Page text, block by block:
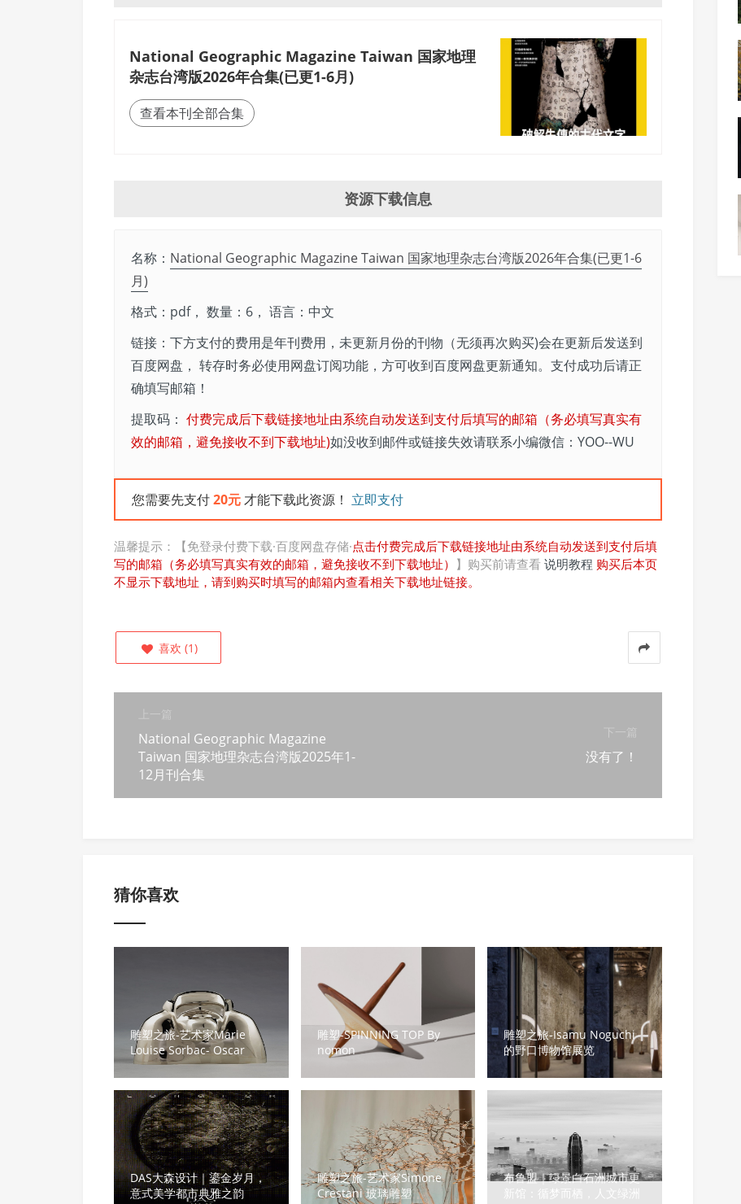
National Geographic Magazine Taiwan 国家地理
杂志台湾版2026年合集(已更1-6月)
查看本刊全部合集
资源下载信息
名称： National Geographic Magazine Taiwan 国家地理杂志台湾版2026年合集(已更1-6
月)
格式：pdf， 数量：6， 语言：中文
链接：下方支付的费用是年刊费用，未更新月份的刊物（无须再次购买)会在更新后发送到
百度网盘， 转存时务必使用网盘订阅功能，方可收到百度网盘更新通知。支付成功后请正
确填写邮箱！
提取码： 付费完成后下载链接地址由系统自动发送到支付后填写的邮箱（务必填写真实有
效的邮箱，避免接收不到下载地址)如没收到邮件或链接失效请联系小编微信：YOO--WU
您需要先支付20元才能下载此资源！ 立即支付
温馨提示：【免登录付费下载·百度网盘存储·点击付费完成后下载链接地址由系统自动发送到支付后填
写的邮箱（务必填写真实有效的邮箱，避免接收不到下载地址） 】购买前请查看 说明教程 购买后本页
不显示下载地址，请到购买时填写的邮箱内查看相关下载地址链接。
喜欢 (1)
上一篇
National Geographic Magazine
Taiwan 国家地理杂志台湾版2025年1-
12月刊合集
下一篇
没有了！
猜你喜欢
雕塑之旅-艺术家Marie
Louise Sorbac- Oscar
雕塑-SPINNING TOP By
nomon
雕塑之旅-Isamu Noguchi
的野口博物馆展览
DAS大森设计｜鎏金岁月，
意式美学都市典雅之韵
雕塑之旅-艺术家Simone
Crestani 玻璃雕塑
布鲁盟｜绿景白石洲城市更
新馆：循梦而栖，人文绿洲